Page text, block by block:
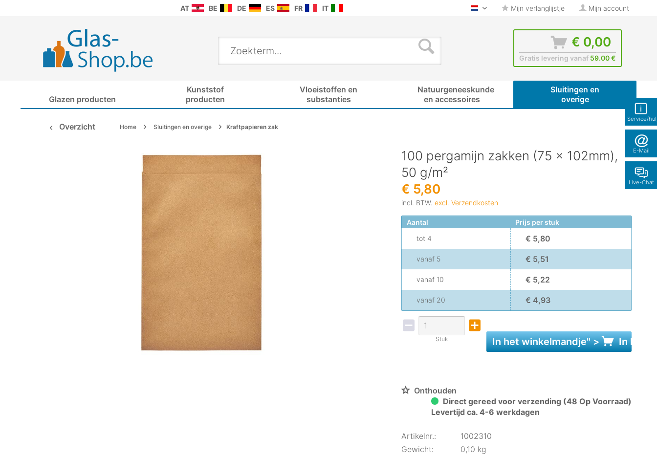
Service/
E-Mail
Live-Chat
AT BE DE ES FR IT glas-shop.be - Nederlands
Mijn verlanglijstje Mijn account
€ 0,00
Gratis levering vanaf 59.00 €
Glazen producten
Kunststof
producten
Vloeistoffen en
substanties
Natuurgeneeskunde
en accessoires
Sluitingen en
overige
Overzicht Home Sluitingen en overige Kraftpapieren zak
100 pergamijn zakken (75 x 102mm),
50 g/m²
€ 5,80
incl. BTW. excl. Verzendkosten
Aantal
Prijs per stuk
tot 4 € 5,80
vanaf 5 € 5,51
vanaf 10 € 5,22
vanaf 20 € 4,93
Stuk In hetwinkelmandje" > In het
Onthouden
Direct gereed voor verzending (48 Op Voorraad)
Levertijd ca. 4-6 werkdagen
Artikelnr.:
1002310
Gewicht:
0,10 kg